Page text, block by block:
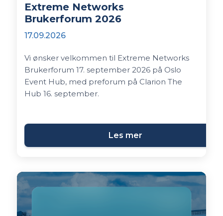
Extreme Networks
Brukerforum 2026
17.09.2026
Vi ønsker velkommen til Extreme Networks
Brukerforum 17. september 2026 på Oslo
Event Hub, med preforum på Clarion The
Hub 16. september.
Les mer